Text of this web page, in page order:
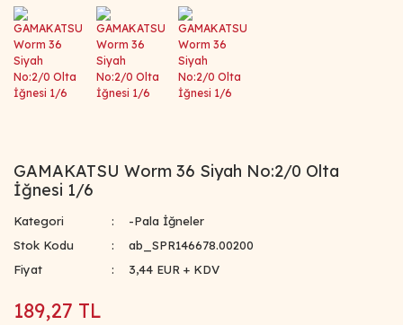
GAMAKATSU Worm 36 Siyah No:2/0 Olta
İğnesi 1/6
Kategori
-Pala İğneler
Stok Kodu
ab_SPR146678.00200
Fiyat
3,44 EUR + KDV
189,27 TL